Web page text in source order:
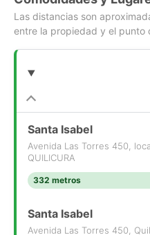
Las distancias son
entre la propiedad y el punto
Santa Isabel
Avenida Las Torres 450,
QUILICURA
332 metros
Santa Isabel
Avenida Las Torres 450,